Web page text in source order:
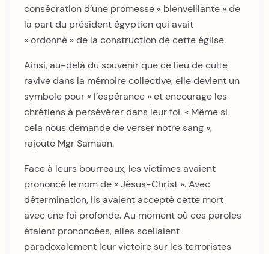
consécration d’une promesse « bienveillante » de
la part du président égyptien qui avait
« ordonné » de la construction de cette église.
Ainsi, au-delà du souvenir que ce lieu de culte
ravive dans la mémoire collective, elle devient un
symbole pour « l’espérance » et encourage les
chrétiens à persévérer dans leur foi. « Même si
cela nous demande de verser notre sang »,
rajoute Mgr Samaan.
Face à leurs bourreaux, les victimes avaient
prononcé le nom de « Jésus-Christ ». Avec
détermination, ils avaient accepté cette mort
avec une foi profonde. Au moment où ces paroles
étaient prononcées, elles scellaient
paradoxalement leur victoire sur les terroristes